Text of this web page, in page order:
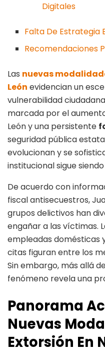
Digitales
Falta De Estrategia
Recomendaciones
Las nuevas
León evidencian un
vulnerabilidad
marcada por el
León y una persistente
seguridad pública
evolucionan y se
institucional sigue
De acuerdo con
fiscal antisecuestros,
grupos delictivos han
engañar a las víctimas.
empleadas domésticas
citas figuran entre los
Sin embargo, más allá
fenómeno revela una
Panorama
Nuevas
Extorsión En